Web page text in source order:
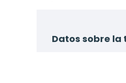
Datos sobre la